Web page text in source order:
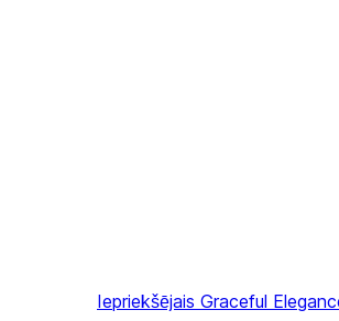
Iepriekšējais Graceful